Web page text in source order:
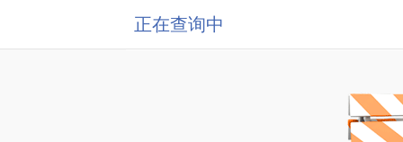
正在查询中